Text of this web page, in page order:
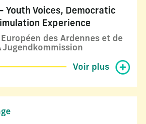
Youth Voices, Democratic
Experience
des Ardennes et de
Jugendkommission
Voir plus